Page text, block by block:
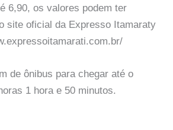
6,90, os valores podem ter
site oficial da Expresso Itamaraty
de ônibus para chegar até o
1 hora e 50 minutos.